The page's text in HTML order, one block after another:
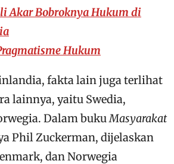
Akar Bobroknya Hukum di
Hukum
fakta lain juga terlihat
lainnya, yaitu Swedia,
Dalam bukuMasyarakat
Phil Zuckerman, dijelaskan
dan Norwegia